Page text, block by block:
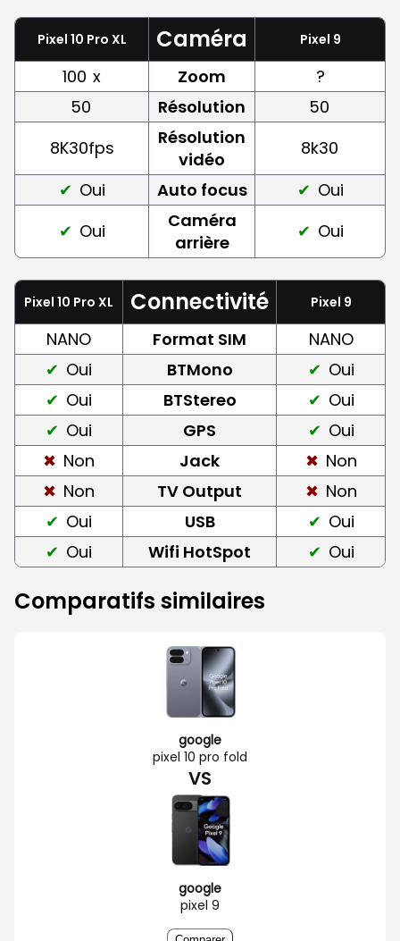
Pixel 10 Pro XL Caméra Pixel 9
100 x Zoom
?
50
Résolution
50
8K30fps
Résolution
vidéo
8k30
Oui
Auto focus
Oui
Oui
Caméra
arrière
Oui
Pixel 10 Pro XL Connectivité Pixel 9
NANO Format SIM
NANO
Oui
BTMono
Oui
Oui
BTStereo
Oui
Oui
GPS
Oui
Non
Jack
Non
Non
TV Output
Non
Oui
USB
Oui
Oui
Wifi HotSpot Oui
Comparatifs similaires
google
pixel 10 pro fold
VS
google
pixel 9